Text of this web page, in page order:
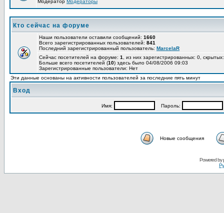
Модератор Модераторы
Кто сейчас на форуме
Наши пользователи оставили сообщений: 1660
Всего зарегистрированных пользователей: 841
Последний зарегистрированный пользователь: MarcelaR
Сейчас посетителей на форуме: 1
, из них зарегистрированных: 0,
Больше всего посетителей (10) здесь было 04/08/2006 09:03
Зарегистрированные пользователи: Нет
Эти данные основаны на активности пользователей за последние пять минут
Вход
Имя: Пароль:
Новые сообщения
Powered by